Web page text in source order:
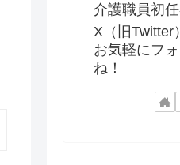
介護職員初
X（旧Twitter
お気軽にフ
ね！